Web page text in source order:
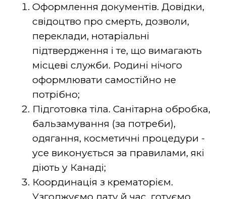
Оформлення документів. Довідки,
свідоцтво про смерть, дозволи,
переклади, нотаріальні
підтвердження і те, що вимагають
місцеві служби. Родині нічого
оформлювати самостійно не
потрібно;
Підготовка тіла. Санітарна обробка,
бальзамування (за потреби),
одягання, косметичні процедури -
усе виконується за правилами, які
діють у Канаді;
Координація з крематорієм.
Узгоджуємо дату й час, готуємо